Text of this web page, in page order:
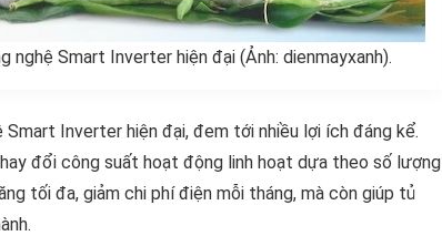
Smart Inverter hiện đại (Ảnh: dienmayxanh).
Inverter hiện đại, đem tới nhiều lợi ích đáng kể.
đổi công suất hoạt động linh hoạt dựa theo số lượng
tối đa, giảm chi phí điện mỗi tháng, mà còn giúp tủ